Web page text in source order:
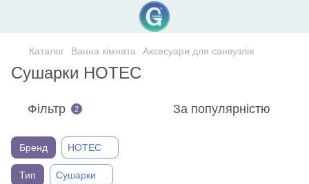
Каталог Ванна кімната Аксесуари для санвузлів
Сушарки HOTEC
Фільтр 2 За популярністю
Бренд HOTEC
Тип Сушарки